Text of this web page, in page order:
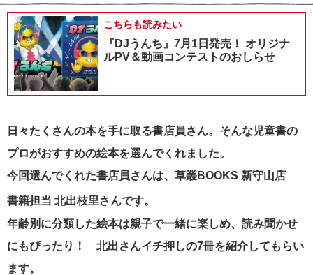
こちらも読みたい
『DJうんち』7月1日発売！ オリジナ
ルPV＆動画コンテストのおしらせ
日々たくさんの本を手に取る書店員さん。そんな児童書の
プロがおすすめの絵本を選んでくれました。
今回選んでくれた書店員さんは、草叢BOOKS 新守山店
書籍担当 北出枝里さ んです。
年齢別に分類した絵本は親子で一緒に楽しめ、読み聞かせ
にもぴったり！ 北出さんイチ押しの7冊を紹介してもらい
ます。